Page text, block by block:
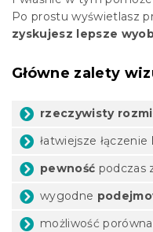
Po prostu wyświetlasz
zyskujesz lepsze
Główne zalety
rzeczywisty
łatwiejsze łączenie
pewność podczas
wygodne
możliwość